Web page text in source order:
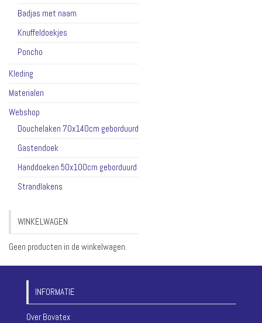
Badjas met naam
Knuffeldoekjes
Poncho
Kleding
Materialen
Webshop
Douchelaken 70x140cm geborduurd
Gastendoek
Handdoeken 50x100cm geborduurd
Strandlakens
WINKELWAGEN
Geen producten in de winkelwagen.
INFORMATIE
Over Bovatex